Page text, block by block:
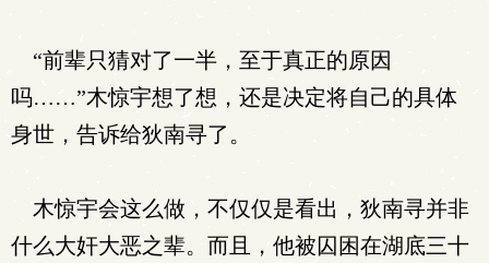
“前辈只猜对了一半，至于真正的原因
吗……”木惊宇想了想，还是决定将自己的具体
身世，告诉给狄南寻了。
木惊宇会这么做，不仅仅是看出，狄南寻并非
什么大奸大恶之辈。而且，他被囚困在湖底三十